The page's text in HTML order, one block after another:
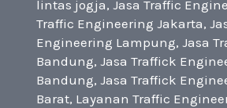
lintas jogja, Jasa Traffic
Traffic Engineering Jakarta,
Engineering Lampung, Jasa
Bandung, Jasa Traffick
Bandung, Jasa Traffick
Barat, Layanan Traffic